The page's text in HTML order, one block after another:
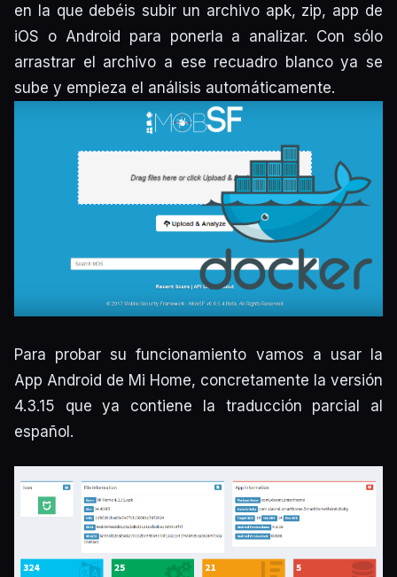
en la que debéis subir un archivo apk, zip, app de
iOS o Android para ponerla a analizar. Con sólo
arrastrar el archivo a ese recuadro blanco ya se
sube y empieza el análisis automáticamente.
Para probar su funcionamiento vamos a usar la
App Android de Mi Home, concretamente la versión
4.3.15 que ya contiene la traducción parcial al
español.